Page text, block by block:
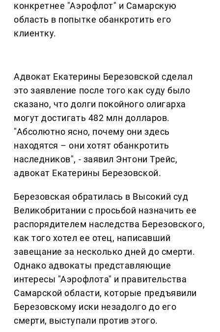
конкретнее "Аэрофлот" и Самарскую
область в попытке обанкротить его
клиентку.
Адвокат Екатерины Березовской сделал
это заявление после того как суду было
сказано, что долги покойного олигарха
могут достигать 482 млн долларов.
"Абсолютно ясно, почему они здесь
находятся – они хотят обанкротить
наследников", - заявил Энтони Трейс,
адвокат Екатерины Березовской.
Березовская обратилась в Высокий суд
Великобритании с просьбой назначить ее
распорядителем наследства Березовского,
как того хотел ее отец, написавший
завещание за несколько дней до смерти.
Однако адвокаты представляющие
интересы "Аэрофлота" и правительства
Самарской области, которые предъявили
Березовскому иски незадолго до его
смерти, выступали против этого.